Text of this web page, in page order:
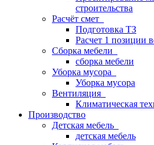
строительства
Расчёт смет
Подготовка ТЗ
Расчет 1 позиции
Сборка мебели
сборка мебели
Уборка мусора
Уборка мусора
Вентиляция
Климатическая
Производство
Детская мебель
детская мебель